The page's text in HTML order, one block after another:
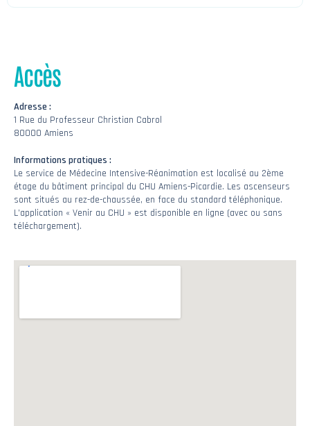
Accès
Adresse :
1 Rue du Professeur Christian Cabrol
80000 Amiens
Informations pratiques :
Le service de Médecine Intensive-Réanimation est localisé au 2ème
étage du bâtiment principal du CHU Amiens-Picardie. Les ascenseurs
sont situés au rez-de-chaussée, en face du standard téléphonique.
L’application « Venir au CHU » est disponible en ligne (avec ou sans
téléchargement).